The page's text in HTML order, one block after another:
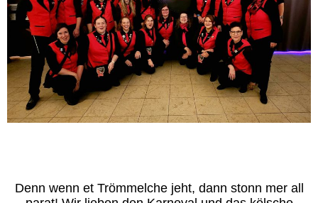
Denn wenn et Trömmelche jeht, dann stonn mer all